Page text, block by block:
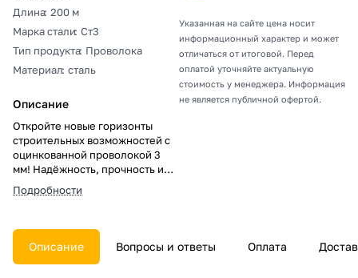
Длина: 200 м
Марка стали: Ст3
Тип продукта: Проволока
Материал: сталь
Описание
Откройте новые горизонты
строительных возможностей с
оцинкованной проволокой 3
мм! Надёжность, прочность и
защита от коррозии делают её
идеальным выбором для
объектов. Узнайте больше на
нашем сайте и инвестируйте в
качество, которое служит
Подробности
Указанная на сайте цена носит
информационный характер и может
отличаться от итоговой. Перед
оплатой уточняйте актуальную
стоимость у менеджера. Информация
не является публичной офертой.
Описание Вопросы и ответы Оплата